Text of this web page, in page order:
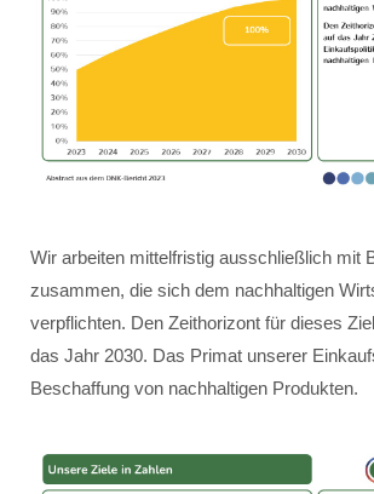
Wir arbeiten mittelfristig ausschließlich mit
zusammen, die sich dem nachhaltigen
verpflichten. Den Zeithorizont für dieses
das Jahr 2030. Das Primat unserer
Beschaffung von nachhaltigen Produkten.